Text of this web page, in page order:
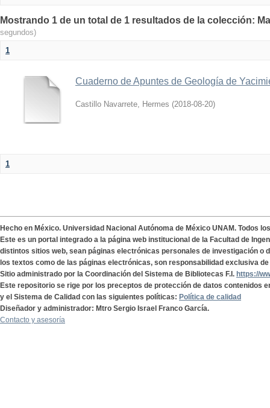
Mostrando 1 de un total de 1 resultados de la colección:
segundos)
1
Cuaderno de Apuntes de Geología de
Castillo Navarrete, Hermes (2018-08-20)
1
Hecho en México. Universidad Nacional Autónoma de México UNAM. Todos
Este es un portal integrado a la página web institucional de la Facultad de
distintos sitios web, sean páginas electrónicas personales de investigación o
los textos como de las páginas electrónicas, son responsabilidad exclusiva
Sitio administrado por la Coordinación del Sistema de Bibliotecas F.I. https://
Este repositorio se rige por los preceptos de protección de datos contenidos
y el Sistema de Calidad con las siguientes políticas: Política de calidad
Diseñador y administrador: Mtro Sergio Israel Franco García.
Contacto y asesoría